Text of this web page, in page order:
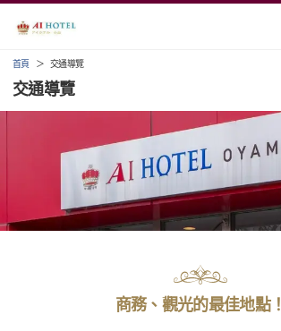
首頁 交通導覽
交通導覽
商務、觀光的最佳地點！